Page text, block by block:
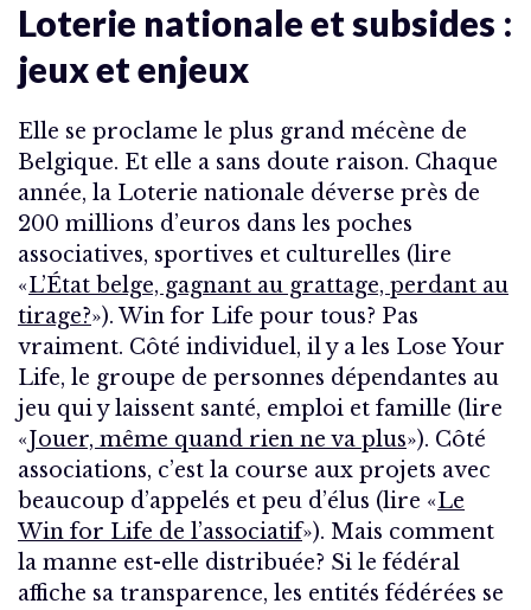
Loterie nationale et subsides :
jeux et enjeux
Elle se proclame le plus grand mécène de
Belgique. Et elle a sans doute raison. Chaque
année, la Loterie nationale déverse près de
200 millions d’euros dans les poches
associatives, sportives et culturelles (lire
«L’État belge, gagnant au grattage, perdant au
tirage?»). Win for Life pour tous? Pas
vraiment. Côté individuel, il y a les Lose Your
Life, le groupe de personnes dépendantes au
jeu qui y laissent santé, emploi et famille (lire
«Jouer, même quand rien ne va plus»). Côté
associations, c’est la course aux projets avec
beaucoup d’appelés et peu d’élus (lire «Le
Win for Life de l’associatif»). Mais comment
la manne est-elle distribuée? Si le fédéral
affiche sa transparence, les entités fédérées se